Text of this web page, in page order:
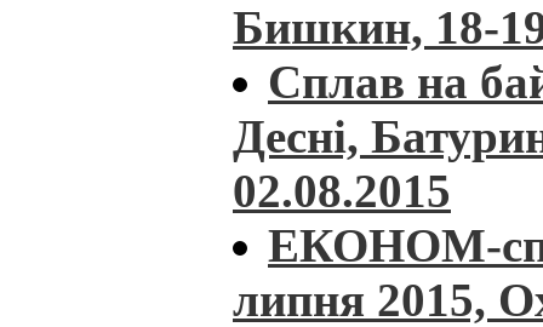
Бишкин, 18-
Сплав на
Десні,
02.08.2015
ЕКОНОМ-
липня 2015,